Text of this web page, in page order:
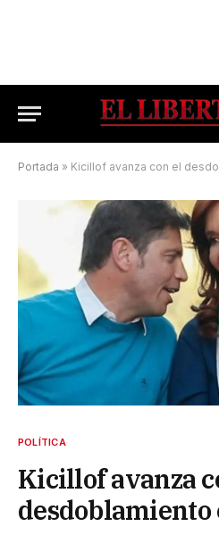
Portada » Kicillof avanza con el
POLÍTICA
Kicillof avanza